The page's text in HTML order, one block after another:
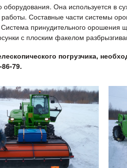
Она используется в
Составные части системы
принудительного орошения
с плоским факелом
погрузчика,
79.